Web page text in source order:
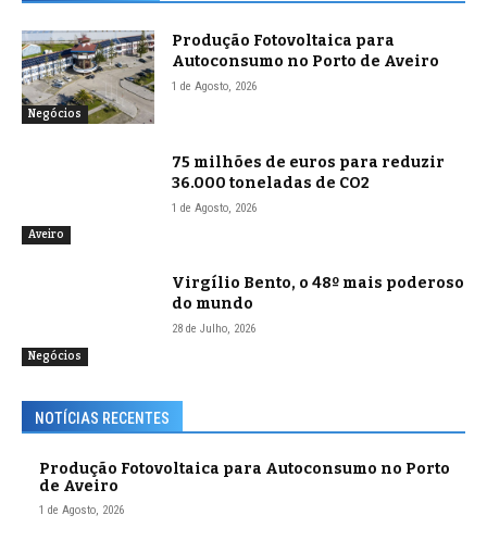
Negócios
Produção Fotovoltaica para
Autoconsumo no Porto de Aveiro
1 de Agosto, 2026
Aveiro
75 milhões de euros para reduzir
36.000 toneladas de CO2
1 de Agosto, 2026
Negócios
Virgílio Bento, o 48º mais poderoso
do mundo
28 de Julho, 2026
NOTÍCIAS RECENTES
Produção Fotovoltaica para Autoconsumo no Porto
de Aveiro
1 de Agosto, 2026